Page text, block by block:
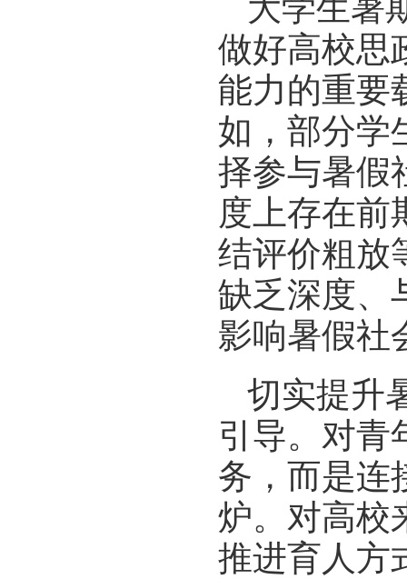
大学生暑
做好高校思
能力的重要
如，部分学
择参与暑假
度上存在前
结评价粗放
缺乏深度、
影响暑假社
切实提升
引导。对青
务，而是连
炉。对高校
推进育人方